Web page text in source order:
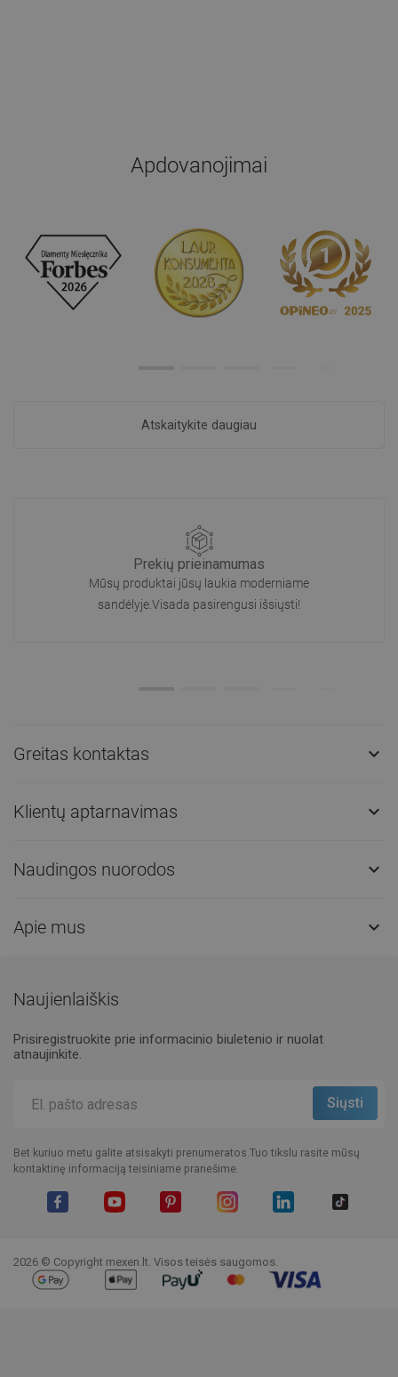
Apdovanojimai
Atskaitykite daugiau
Prekių prieinamumas
Mūsų produktai jūsų laukia moderniame
sandėlyje.Visada pasirengusi išsiųsti!
Greitas kontaktas 
Klientų aptarnavimas 
Naudingos nuorodos 
Apie mus 
Naujienlaiškis
Prisiregistruokite prie informacinio biuletenio ir nuolat
atnaujinkite.
Bet kuriuo metu galite atsisakyti prenumeratos.Tuo tikslu rasite mūsų
kontaktinę informaciją teisiniame pranešime.
2026 © Copyright mexen.lt. Visos teisės saugomos.